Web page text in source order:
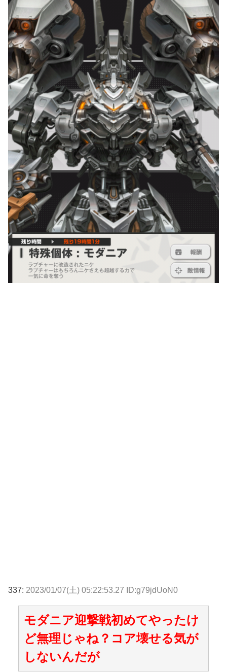
337: 2023/01/07(土) 05:22:53.27 ID:g79jdUoN0
モダニア迎撃戦初めてやったけ
ど無理じゃね？コア壊せる気が
しないんだが